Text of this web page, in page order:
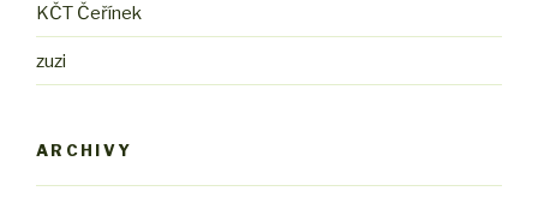
KČT Čeřínek
zuzi
ARCHIVY